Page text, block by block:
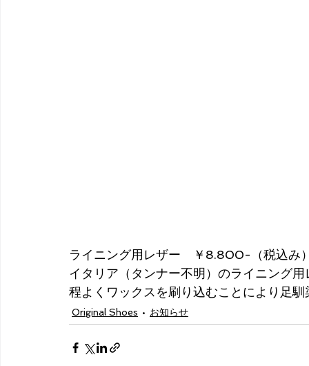
ライニング用レザー　￥8.800-（税込み
イタリア（タンナー不明）のライニング
程よくワックスを刷り込むことにより足
Original Shoes お知らせ